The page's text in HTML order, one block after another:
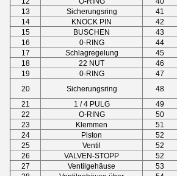
13
Sicherungsring 41
14
KNOCK PIN 42
15
BUSCHEN 43
16
0-RING 44
17
Schlagregelung 45
18
22 NUT 46
19
0-RING 47
20
Sicherungsring 48
21
1 / 4 PULG 49
22
O-RING 50
23
Klemmen 51
24
Piston 52
25
Ventil 52
26
VALVEN-STOPP 52
27
Ventilgehäuse 53